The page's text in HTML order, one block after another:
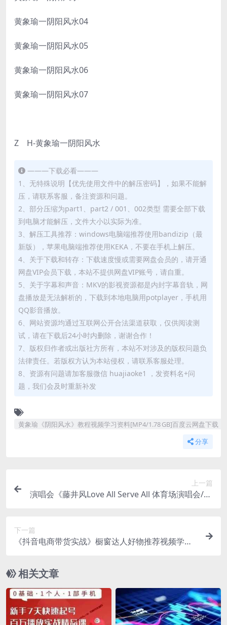
黄象瑜一阴阳风水04
黄象瑜一阴阳风水05
黄象瑜一阴阳风水06
黄象瑜一阴阳风水07
Z H-黄象瑜一阴阳风水
———下载必看———
1、无特殊说明【优先使用文件中的解压密码】，如果不能解
压，请联系客服，备注资源和问题。
2、部分压缩为part1、part2 / 001、002类型 需要全部下载
到电脑才能解压，文件大小以实际为准。
3、解压工具推荐：windows电脑端推荐使用bandizip（最
新版），苹果电脑端推荐使用KEKA，不要在手机上解压。
4、关于下载和转存：下载速度慢或需要网盘会员的，请开通
网盘VIP会员下载，本站不提供网盘VIP账号，请自重。
5、关于字幕和声音：MKV的影视资源都是内封字幕音轨，网
盘播放是无法解析的，下载到本地电脑用potplayer，手机用
QQ影音播放。
6、网站资源均通过互联网公开合法渠道获取，仅供阅读测
试，请在下载后24小时内删除，谢谢合作！
7、版权归作者或出版社方所有，本站不对涉及的版权问题负
法律责任。若版权方认为本站侵权，请联系客服处理。
8、资源有问题请加客服微信 huajiaoke1 ，发资料名+问
题，我们会及时重新补发
黄象瑜《阴阳风水》教程视频学习资料[MP4/1.78 GB]百度云网盘下载
分享
上一篇
演唱会《藤井风Love All Serve All 体育场演唱会/Fu
下一篇
《抖音电商带货实战》橱窗达人好物推荐视频学习
相关文章